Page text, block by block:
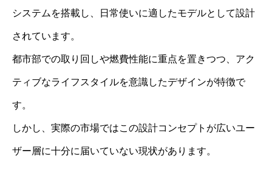
システムを搭載し、日常使いに適したモデルとして設計
されています。
都市部での取り回しや燃費性能に重点を置きつつ、アク
ティブなライフスタイルを意識したデザインが特徴で
す。
しかし、実際の市場ではこの設計コンセプトが広いユー
ザー層に十分に届いていない現状があります。